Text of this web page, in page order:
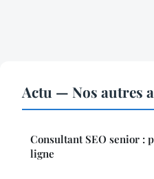
Actu — Nos autres
Consultant SEO senior :
ligne